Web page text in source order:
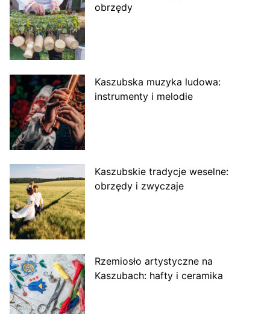
obrzędy
Kaszubska muzyka ludowa:
instrumenty i melodie
Kaszubskie tradycje weselne:
obrzędy i zwyczaje
Rzemiosło artystyczne na
Kaszubach: hafty i ceramika